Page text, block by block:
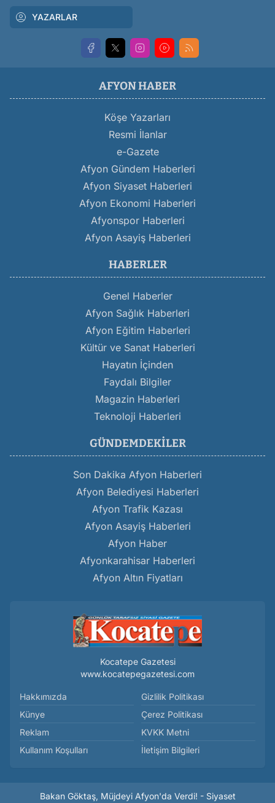
YAZARLAR
AFYON HABER
Köşe Yazarları
Resmi İlanlar
e-Gazete
Afyon Gündem Haberleri
Afyon Siyaset Haberleri
Afyon Ekonomi Haberleri
Afyonspor Haberleri
Afyon Asayiş Haberleri
HABERLER
Genel Haberler
Afyon Sağlık Haberleri
Afyon Eğitim Haberleri
Kültür ve Sanat Haberleri
Hayatın İçinden
Faydalı Bilgiler
Magazin Haberleri
Teknoloji Haberleri
GÜNDEMDEKILER
Son Dakika Afyon Haberleri
Afyon Belediyesi Haberleri
Afyon Trafik Kazası
Afyon Asayiş Haberleri
Afyon Haber
Afyonkarahisar Haberleri
Afyon Altın Fiyatları
Kocatepe Gazetesi
www.kocatepegazetesi.com
Hakkımızda
Künye
Reklam
Kullanım Koşulları
Gizlilik Politikası
Çerez Politikası
KVKK Metni
İletişim Bilgileri
Bakan Göktaş, Müjdeyi Afyon'da Verdi! - Siyaset